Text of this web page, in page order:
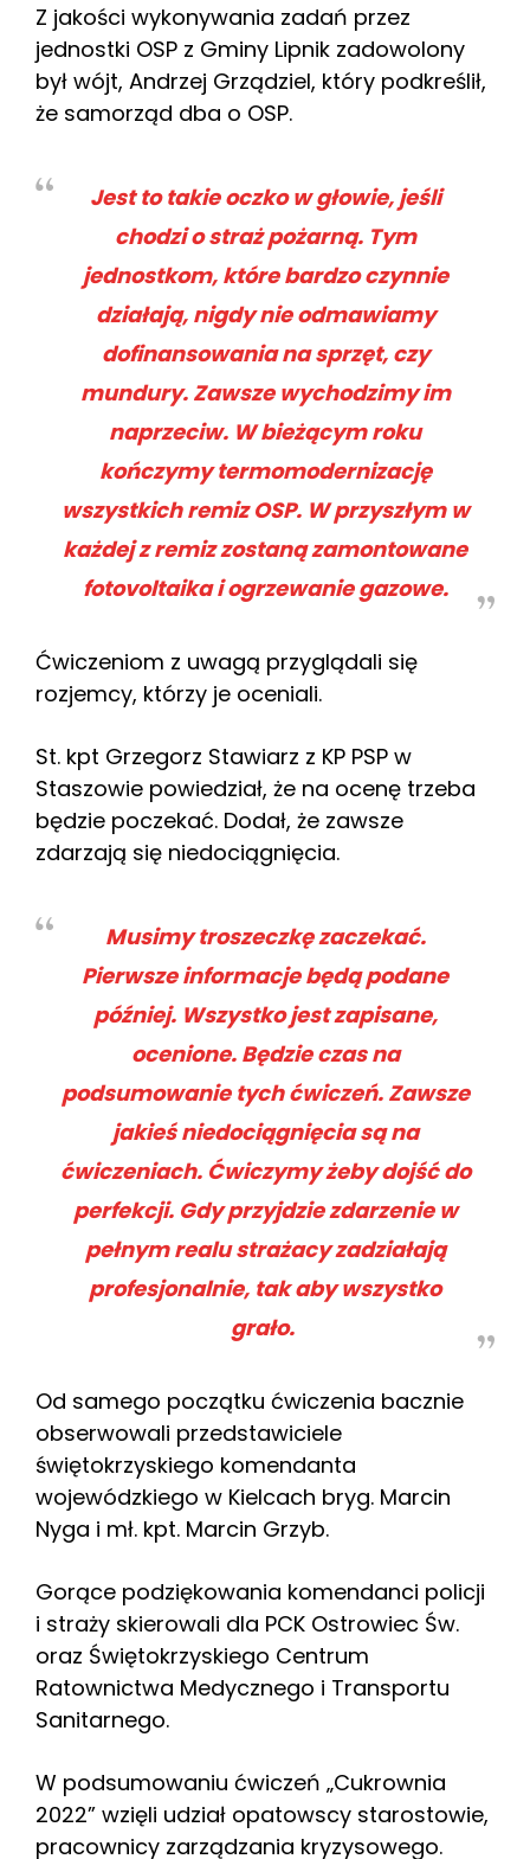
Z jakości wykonywania zadań przez
jednostki OSP z Gminy Lipnik zadowolony
był wójt, Andrzej Grządziel, który podkreślił,
że samorząd dba o OSP.
Jest to takie oczko w głowie, jeśli
chodzi o straż pożarną. Tym
jednostkom, które bardzo czynnie
działają, nigdy nie odmawiamy
dofinansowania na sprzęt, czy
mundury. Zawsze wychodzimy im
naprzeciw. W bieżącym roku
kończymy termomodernizację
wszystkich remiz OSP. W przyszłym w
każdej z remiz zostaną zamontowane
fotovoltaika i ogrzewanie gazowe.
Ćwiczeniom z uwagą przyglądali się
rozjemcy, którzy je oceniali.
St. kpt Grzegorz Stawiarz z KP PSP w
Staszowie powiedział, że na ocenę trzeba
będzie poczekać. Dodał, że zawsze
zdarzają się niedociągnięcia.
Musimy troszeczkę zaczekać.
Pierwsze informacje będą podane
później. Wszystko jest zapisane,
ocenione. Będzie czas na
podsumowanie tych ćwiczeń. Zawsze
jakieś niedociągnięcia są na
ćwiczeniach. Ćwiczymy żeby dojść do
perfekcji. Gdy przyjdzie zdarzenie w
pełnym realu strażacy zadziałają
profesjonalnie, tak aby wszystko
grało.
Od samego początku ćwiczenia bacznie
obserwowali przedstawiciele
świętokrzyskiego komendanta
wojewódzkiego w Kielcach bryg. Marcin
Nyga i mł. kpt. Marcin Grzyb.
Gorące podziękowania komendanci policji
i straży skierowali dla PCK Ostrowiec Św.
oraz Świętokrzyskiego Centrum
Ratownictwa Medycznego i Transportu
Sanitarnego.
W podsumowaniu ćwiczeń „Cukrownia
2022” wzięli udział opatowscy starostowie,
pracownicy zarządzania kryzysowego.